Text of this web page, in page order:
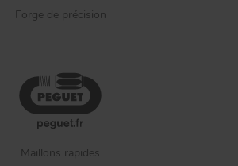
Forge de précision
Maillons rapides